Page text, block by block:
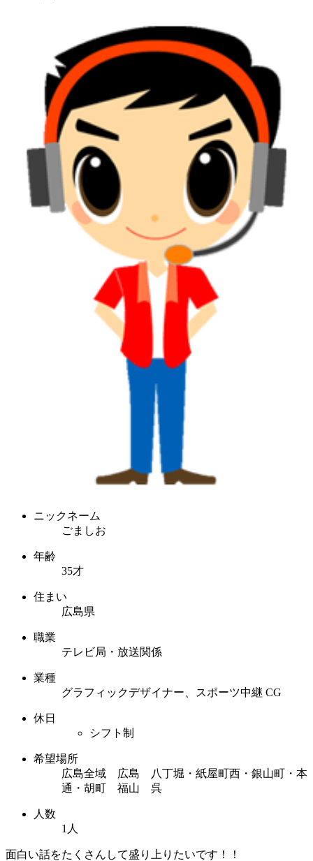
ニックネーム
ごましお
年齢
35才
住まい
広島県
職業
テレビ局・放送関係
業種
グラフィックデザイナー、スポーツ中継 CG
休日
シフト制
希望場所
広島全域 広島 八丁堀・紙屋町西・銀山町・本
通・胡町 福山 呉
人数
1人
面白い話をたくさんして盛り上りたいです！！